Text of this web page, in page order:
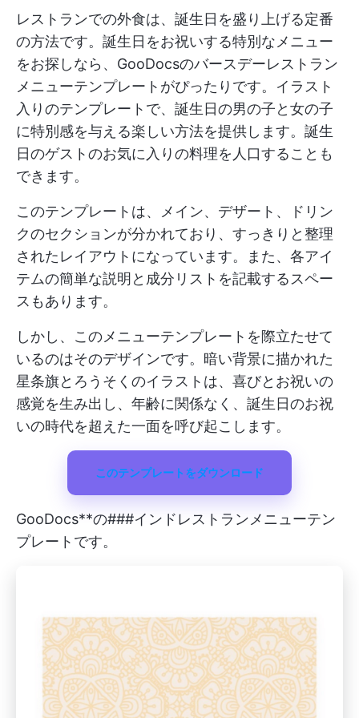
レストランでの外食は、誕生日を盛り上げる定番
の方法です。誕生日をお祝いする特別なメニュー
をお探しなら、GooDocsのバースデーレストラン
メニューテンプレートがぴったりです。イラスト
入りのテンプレートで、誕生日の男の子と女の子
に特別感を与える楽しい方法を提供します。誕生
日のゲストのお気に入りの料理を人口することも
できます。
このテンプレートは、メイン、デザート、ドリン
クのセクションが分かれており、すっきりと整理
されたレイアウトになっています。また、各アイ
テムの簡単な説明と成分リストを記載するスペー
スもあります。
しかし、このメニューテンプレートを際立たせて
いるのはそのデザインです。暗い背景に描かれた
星条旗とろうそくのイラストは、喜びとお祝いの
感覚を生み出し、年齢に関係なく、誕生日のお祝
いの時代を超えた一面を呼び起こします。
このテンプレートをダウンロード
GooDocs**の###インドレストランメニューテン
プレートです。